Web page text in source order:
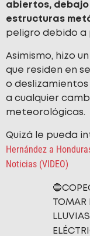
abiertos,
estructuras
peligro debido a
Asimismo, hizo
que residen en
o
a cualquier
meteorológicas.
Quizá le pueda
Hernández a
Noticias (VIDEO)
TOMAR